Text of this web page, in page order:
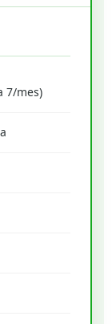
7/mes)